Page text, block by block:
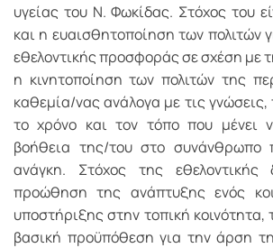
υγείας του Ν. Φωκίδας. Στόχος του
και η ευαισθητοποίηση των πολιτών
εθελοντικής προσφοράς σε σχέση με
η κινητοποίηση των πολιτών της
καθεμία/νας ανάλογα με τις
το χρόνο και τον τόπο που μένει
βοήθεια της/του στο συνάνθρωπο
ανάγκη. Στόχος της
προώθηση της ανάπτυξης ενός
υποστήριξης στην τοπική κοινότητα,
βασική προϋπόθεση για την άρση